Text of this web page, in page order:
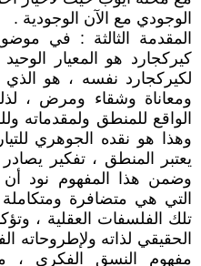
الوجودي مع الآن الوجودية .
المقدمة الثالثة : في
كيركجارد هو المعيار الوحيد
لكيركجارد نفسه ، هو
ومعاناة وشقاء ومرض ،
الواقع للمنطق ولمقدماته
وهذا هو نقده الجوهري
يعتبر المنطق ، تفكير
وضمن هذا المفهوم نود
التي هي متضافرة
تلك الفلسفات العقلية ،
الحقيقي لذاته ولإطروحاته
مفهوم النسق الفكري ،